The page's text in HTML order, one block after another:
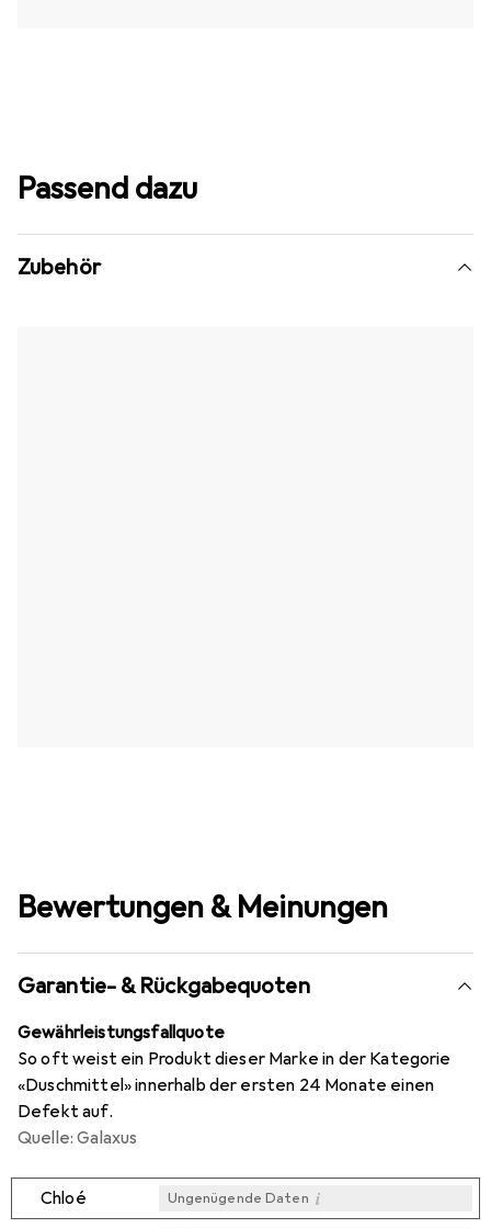
Passend dazu
Zubehör
Bewertungen & Meinungen
Garantie- & Rückgabequoten
Gewährleistungsfallquote
So oft weist ein Produkt dieser Marke in der Kategorie
«Duschmittel» innerhalb der ersten 24 Monate einen
Defekt auf.
Quelle: Galaxus
Chloé Ungenügende Daten i